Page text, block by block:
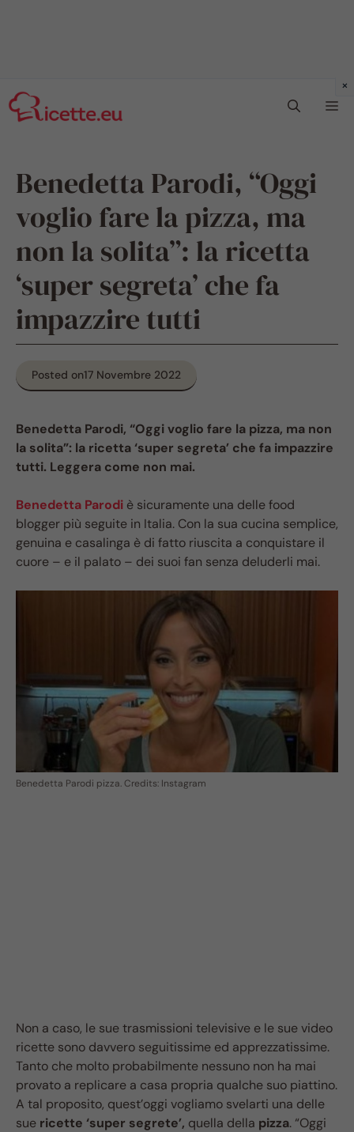
al
contenuto
Benedetta Parodi, “Oggi
voglio fare la pizza, ma
non la solita”: la ricetta
‘super segreta’ che fa
impazzire tutti
Posted on17 Novembre 2022
Benedetta Parodi, “Oggi voglio fare la pizza, ma non
la solita”: la ricetta ‘super segreta’ che fa impazzire
tutti. Leggera come non mai.
Benedetta Parodi è sicuramente una delle food
blogger più seguite in Italia. Con la sua cucina semplice,
genuina e casalinga è di fatto riuscita a conquistare il
cuore – e il palato – dei suoi fan senza deluderli mai.
Benedetta Parodi pizza. Credits: Instagram
Non a caso, le sue trasmissioni televisive e le sue video
ricette sono davvero seguitissime ed apprezzatissime.
Tanto che molto probabilmente nessuno non ha mai
provato a replicare a casa propria qualche suo piattino.
A tal proposito, quest’oggi vogliamo svelarti una delle
sue ricette ‘super segrete’, quella della pizza. “Oggi